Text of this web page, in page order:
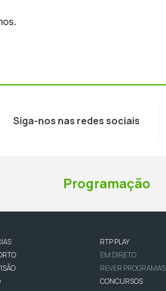
Siga-nos nas redes sociais
Programação
RTP PLAY
EM DIRETO
REVER PROGRAMAS
CONCURSOS